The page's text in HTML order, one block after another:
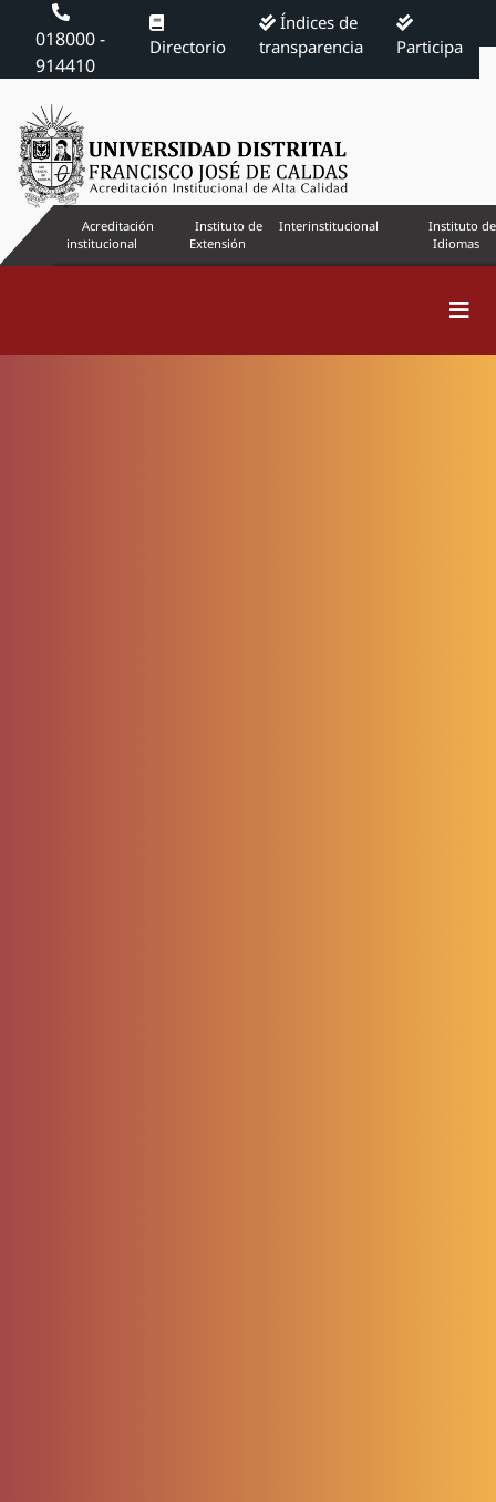
018000 -
914410
Directorio
Índices de
transparencia
Participa
Acreditación
institucional
Instituto de
Extensión
Interinstitucional
Instituto de
Idiomas